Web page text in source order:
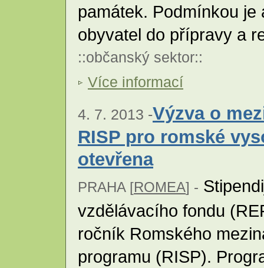
památek. Podmínkou
obyvatel do přípravy a
::občanský sektor::
Více informací
4. 7. 2013 -Výzva o
RISP pro romské
otevřena
PRAHA [ROMEA] -
vzdělávacího fondu
ročník Romského
programu (RISP).